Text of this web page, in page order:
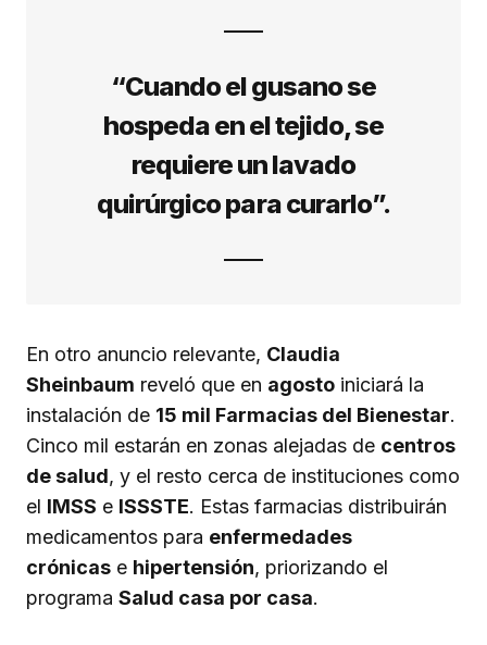
“Cuando el gusano se
hospeda en el tejido, se
requiere un lavado
quirúrgico para curarlo”.
En otro anuncio relevante, Claudia
Sheinbaum reveló que en agosto iniciará la
instalación de 15 mil Farmacias del Bienestar.
Cinco mil estarán en zonas alejadas de centros
de salud, y el resto cerca de instituciones como
el IMSS e ISSSTE. Estas farmacias distribuirán
medicamentos para enfermedades
crónicas e hipertensión, priorizando el
programa Salud casa por casa.